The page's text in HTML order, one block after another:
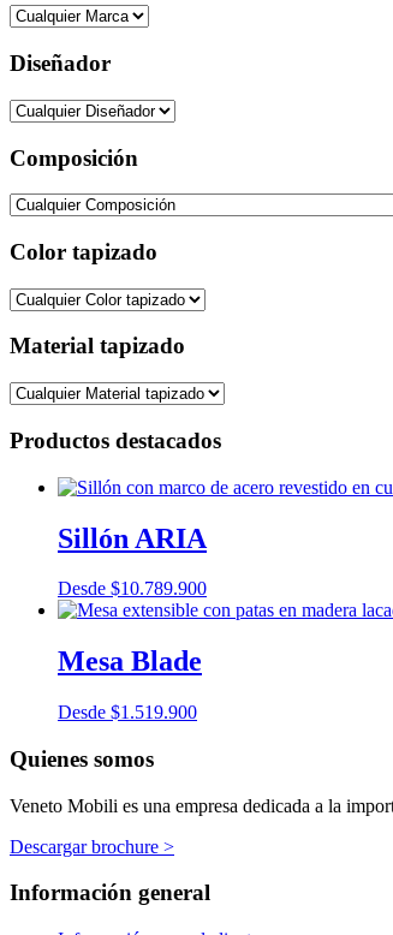
Diseñador
Composición
Color tapizado
Material tapizado
Productos destacados
Sillón ARIA
Desde $10.789.900
Mesa Blade
Desde $1.519.900
Quienes somos
Veneto Mobili es una empresa dedicada a la
Descargar brochure >
Información general